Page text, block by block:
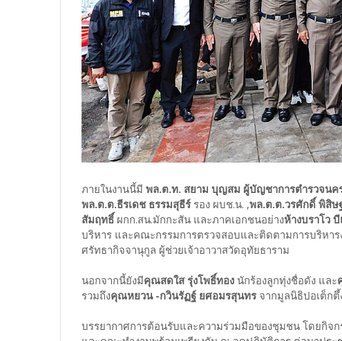
ภายในงานนี้มี พล.ต.ท. สยาม บุญสม ผู้บัญชาการตำรวจนค
พล.ต.ต.ธีรเดช ธรรมสุธีร์รอง ผบช.น. ,พล.ต.ต.วรศักดิ์ พิสิ
สัมฤทธิ์ ผกก.สน.มักกะสัน และภาคเอกชนอย่างห้างบราโว
บริหาร และคณะกรรมการตรวจสอบและติดตามการบริหา
ศรัทธากิจจานุกูล ผู้ช่วยเจ้าอาวาสวัดอุทัยธาราม
นอกจากนี้ยังมีคุณสดใส รุ่งโพธิ์ทอง นักร้องลูกทุ่งชื่อดัง และ
รวมถึงคุณหยวน -กวินรัฏฐ์ ยศอมรสุนทร จากมูลนิธิปอเต็ก
บรรยากาศการต้อนรับและความร่วมมือของชุมชน โดยกิจ